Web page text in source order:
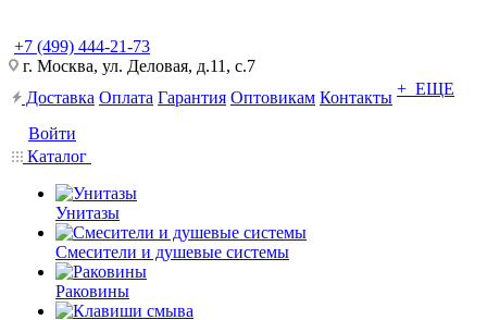
+7 (499) 444-21-73
г. Москва, ул. Деловая, д.11, с.7
Доставка Оплата Гарантия Оптовикам Контакты + ЕЩЕ
Войти
Каталог
Унитазы
Смесители и душевые системы
Раковины